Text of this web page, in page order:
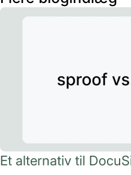
Et alternativ til